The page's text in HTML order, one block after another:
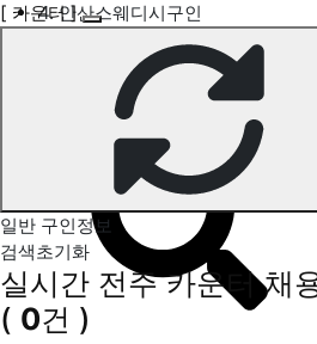
4. 안산스웨디시구인
전주 카운터 구인정보
[ 카운터 ]
일반 구인정보
검색초기화
실시간 전주 카운터 채
( 0건 )